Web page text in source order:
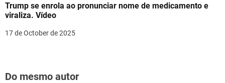
Trump se enrola ao pronunciar nome de medicamento e
viraliza. Vídeo
17 de October de 2025
Do mesmo autor